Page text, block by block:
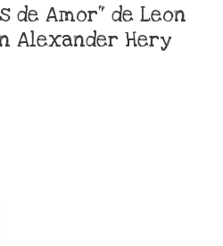
de Amor“ de Leon
Alexander Hery